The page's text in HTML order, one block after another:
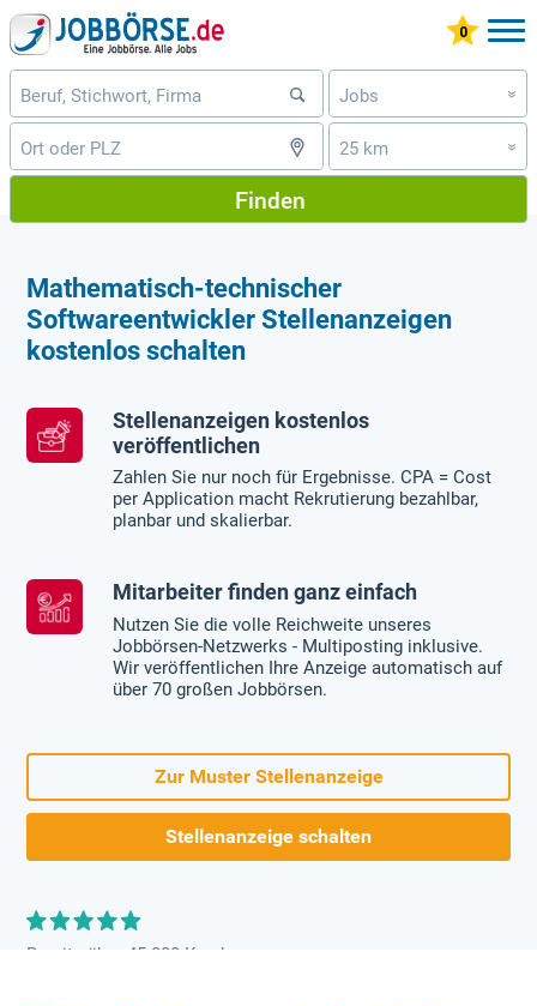
Jobs »
25 km »
Finden
Mathematisch-technischer
Softwareentwickler Stellenanzeigen
kostenlos schalten
Stellenanzeigen kostenlos
veröffentlichen
Zahlen Sie nur noch für Ergebnisse. CPA = Cost
per Application macht Rekrutierung bezahlbar,
planbar und skalierbar.
Mitarbeiter finden ganz einfach
Nutzen Sie die volle Reichweite unseres
Jobbörsen-Netzwerks - Multiposting inklusive.
Wir veröffentlichen Ihre Anzeige automatisch auf
über 70 großen Jobbörsen.
Zur Muster Stellenanzeige
Stellenanzeige schalten
Bereits über 45.000 Kunden